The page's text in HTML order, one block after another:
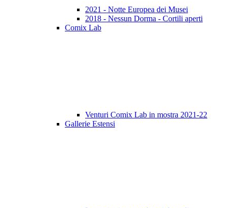
2021 - Notte Europea dei Musei
2018 - Nessun Dorma - Cortili aperti
Comix Lab
Venturi Comix Lab in mostra 2021-22
Gallerie Estensi